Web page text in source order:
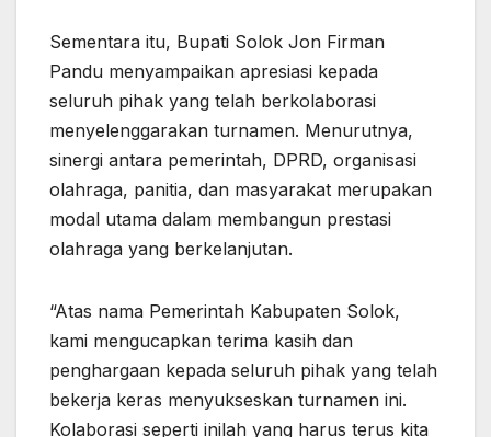
Sementara itu, Bupati Solok Jon Firman
Pandu menyampaikan apresiasi kepada
seluruh pihak yang telah berkolaborasi
menyelenggarakan turnamen. Menurutnya,
sinergi antara pemerintah, DPRD, organisasi
olahraga, panitia, dan masyarakat merupakan
modal utama dalam membangun prestasi
olahraga yang berkelanjutan.
“Atas nama Pemerintah Kabupaten Solok,
kami mengucapkan terima kasih dan
penghargaan kepada seluruh pihak yang telah
bekerja keras menyukseskan turnamen ini.
Kolaborasi seperti inilah yang harus terus kita